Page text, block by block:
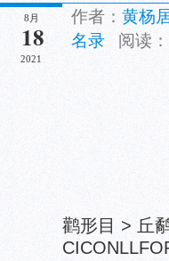
8月
18
2021
作者： 黄杨
名录 阅读
鹳形目 > 丘